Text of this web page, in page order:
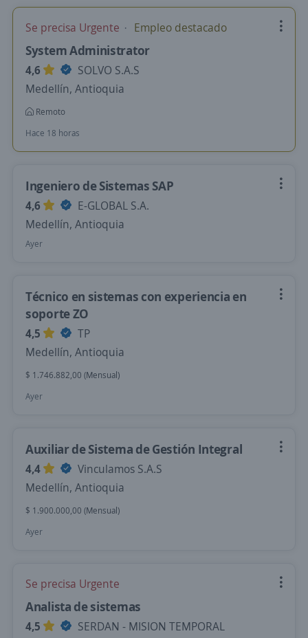
Se precisa Urgente Empleo destacado
System Administrator
4,6
SOLVO S.A.S
Medellín, Antioquia
Remoto
Hace 18 horas
Ingeniero de Sistemas SAP
4,6
E-GLOBAL S.A.
Medellín, Antioquia
Ayer
Técnico en sistemas con experiencia en
soporte ZO
4,5
TP
Medellín, Antioquia
$ 1.746.882,00 (Mensual)
Ayer
Auxiliar de Sistema de Gestión Integral
4,4
Vinculamos S.A.S
Medellín, Antioquia
$ 1.900.000,00 (Mensual)
Ayer
Se precisa Urgente
Analista de sistemas
4,5
SERDAN - MISION TEMPORAL